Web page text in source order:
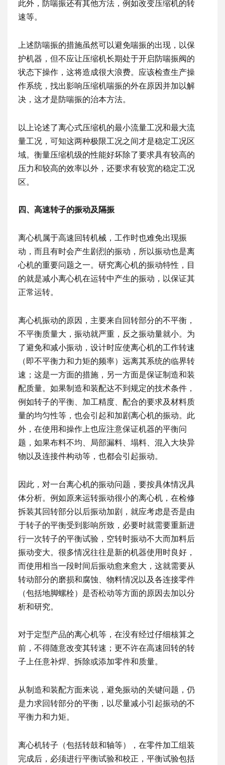
此外，防喘振还有其他方法，例如改变压缩机的转
速等。
上述防喘振的措施虽然可以避免喘振的出现，以保
护机器，但不应让压缩机长期处于开启防喘振阀的
状态下操作，这将造成很大浪费。应该检查生产操
作系统，找出影响压缩机喘振的外在原因并加以解
决，这才是防喘振的治本方法。
以上论述了离心式压缩机的最小流量工况和最大流
量工况，可知这两种极限工况之间才是稳定工况区
域。衡量压缩机级的性能好坏除了要求具有较高的
压力和较高的效率以外，还要求有较宽的稳定工况
区。
四、高速转子的振动及隔振
离心机属于高速回转机械，工作时也难免出现振
动，而且有时会产生剧烈的振动，所以振动也是离
心机的重要问题之一。研究离心机的振动特性，目
的就是减小离心机在运转中产生的振动，以保证其
正常运转。
离心机振动的原因，主要来自回转部分的不平衡，
不平衡质量大，振动就严重，反之振动量就小。为
了避免和减小振动，设计时应使离心机的工作转速
（即不平衡力和力矩的频率）远离其系统的临界转
速；这是一方面的措施，另一方面是保证制造和装
配质量。如果制造和装配达不到规定的技术条件，
例如转子的平衡、加工精度、配合的要求及材料质
量的均匀性等，也会引起和加剧离心机的振动。此
外，在使用和操作上也应注意保证机器的平衡问
题，如果布料不均、局部漏料、塌料、混入大块异
物以及连接件构动等，也都会引起振动。
因此，对一台离心机的振动问题，要按具体情况具
体分析。例如原来运转振动很小的离心机，在检修
拆装其回转部分以后振动加剧，就应考虑是否是由
于转子的平衡受到影响所致，必要时就需要重新进
行一次转子的平衡试验，空转时振动不大而加料后
振动变大。很多情况往往是新的机器使用时良好，
而使用相当一段时间后振动愈来愈大，这就需要从
转动部分的磨损和腐蚀、物料情况以及各连接零件
（包括地脚螺栓）是否松动等方面的原因去加以分
析和研究。
对于定型产品的离心机等，在没有经过仔细核算之
前，不得随意改变其转速；更不许在高速回转的转
子上任意补焊、拆除或添加零件和质量。
从制造和装配方面来说，避免振动的关键问题，仍
是力求回转部分的平衡，以尽量减小引起振动的不
平衡力和力矩。
离心机转子（包括转鼓和轴等），在零件加工组装
完成后，必须进行平衡试验和校正，平衡试验包括